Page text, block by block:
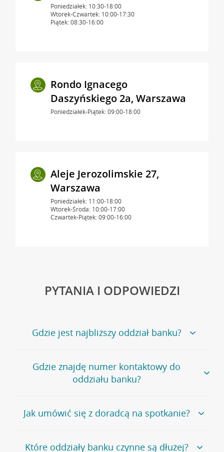
Poniedziałek: 10:30-18:00
Wtorek-Czwartek: 10:00-17:30
Piątek: 08:30-16:00
Rondo Ignacego
Daszyńskiego 2a, Warszawa
Poniedziałek-Piątek: 09:00-18:00
Aleje Jerozolimskie 27,
Warszawa
Poniedziałek: 11:00-18:00
Wtorek-Środa: 10:00-17:00
Czwartek-Piątek: 09:00-16:00
PYTANIA I ODPOWIEDZI
Gdzie jest najbliższy oddział banku?
Jeśli szukasz oddziału naszego banku, zapraszamy na
stronęPlacówki i bankomaty, na której znajduje się
wygodna wyszukiwarka.
oddziałów
Gdzie znajdę numer kontaktowy do
oddziału banku?
Bank Credit Agricole nie udostępnia ogólnego numeru
telefonu do placówki bankowej.
umówienia się z doradcą w placówce bankowej .
Jak umówić się z doradcą na spotkanie?
Jeśli jesteś już naszym
Które oddziały banku czynne są dłużej?